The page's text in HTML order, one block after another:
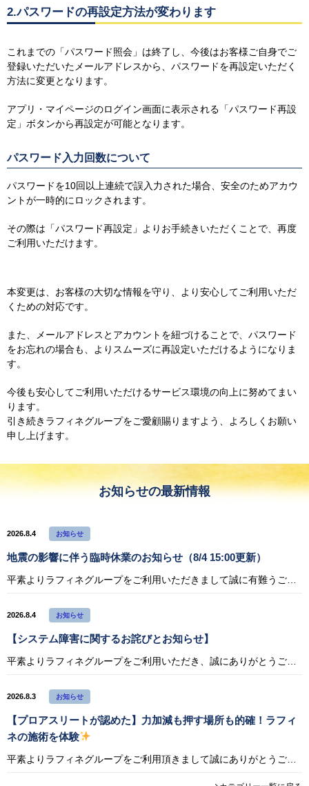
2.パスワードの再設定方法が変わります
これまでの「パスワード照会」は終了し、 今後はお客様ご自身でご
登録いただいたメールアドレスから、 パスワードを再設定いただく
方法に変更となります。
アプリ・マイページのログイン画面に表示される「パスワード再設
定」ボタンから再設定が可能となります。
パスワード入力回数について
パスワードを10回以上連続で誤入力された場合、安全のためアカウ
ントが一時的にロックされます。
その際は「パスワード再設定」よりお手続きいただくことで、再度
ご利用いただけます。
本変更は、お客様の大切な情報を守り、より安心してご利用いただ
くための対応です。
また、メールアドレスとアカウントを紐づけることで、 パスワード
をお忘れの場合も、よりスムーズに再設定いただけるようになりま
す。
今後も安心してご利用いただけるサービス環境の向上に努めてまい
ります。
引き続きラフィネグループをご愛顧賜りますよう、よろしくお願い
申し上げます。
お知らせの最新情報
2026.8.4 お知らせ
地震の影響に伴う臨時休業のお知らせ（8/4 15:00更新）
2026.8.4 お知らせ
【システム障害に関するお詫びとお知らせ】
2026.8.3 お知らせ
【プロアスリートが認めた】力加減も押す場所も的確！ラフィ
ネの施術を体験